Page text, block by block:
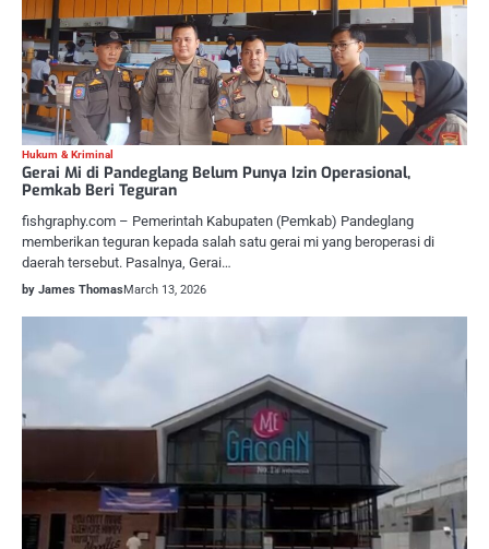
Hukum & Kriminal
Gerai Mi di Pandeglang Belum Punya Izin Operasional,
Pemkab Beri Teguran
fishgraphy.com – Pemerintah Kabupaten (Pemkab) Pandeglang
memberikan teguran kepada salah satu gerai mi yang beroperasi di
daerah tersebut. Pasalnya, Gerai…
by James ThomasMarch 13, 2026